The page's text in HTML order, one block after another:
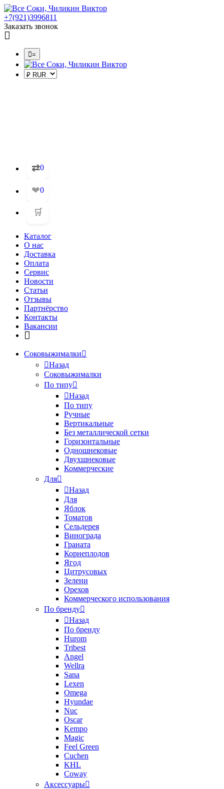
+7(921)3996811
Заказать звонок
=
⇄0
❤0
🛒
Каталог
О нас
Доставка
Оплата
Сервис
Новости
Статьи
Отзывы
Партнёрство
Контакты
Вакансии
Соковыжималки
Назад
Соковыжималки
По типу
Назад
По типу
Ручные
Вертикальные
Без металлической сетки
Горизонтальные
Одношнековые
Двухшнековые
Коммерческие
Для
Назад
Для
Яблок
Томатов
Cельдерея
Винограда
Граната
Корнеплодов
Ягод
Цитрусовых
Зелени
Орехов
Коммерческого использования
По бренду
Назад
По бренду
Hurom
Tribest
Angel
Wellra
Sana
Lexen
Omega
Hyundae
Nuc
Oscar
Kempo
Magic
Feel Green
Cuchen
KHL
Coway
Аксессуары